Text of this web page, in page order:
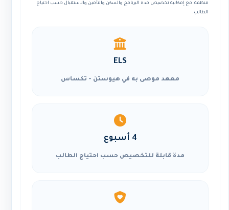
منظمة، مع إمكانية تخصيص مدة البرنامج والسكن والتأمين والاستقبال حسب احتياج
الطالب.
ELS
معهد موصى به في هيوستن - تكساس
4 أسبوع
مدة قابلة للتخصيص حسب احتياج الطالب